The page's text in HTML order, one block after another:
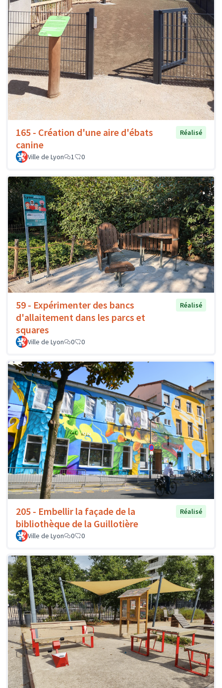
165 - Création d'une aire d'ébats
canine
Réalisé
Ville de Lyon 1 0
59 - Expérimenter des bancs
d'allaitement dans les parcs et
squares
Réalisé
Ville de Lyon 0 0
205 - Embellir la façade de la
bibliothèque de la Guillotière
Réalisé
Ville de Lyon 0 0